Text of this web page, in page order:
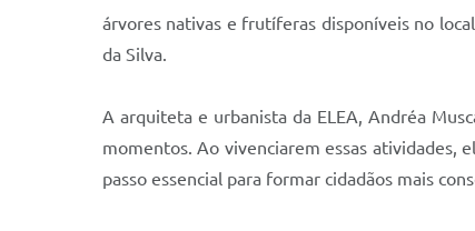
árvores nativas e frutíferas disponíveis no
da Silva.
A arquiteta e urbanista da ELEA, Andréa
momentos. Ao vivenciarem essas atividades,
passo essencial para formar cidadãos mais